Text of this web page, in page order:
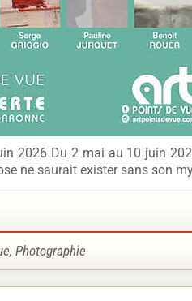
2026 Du 2 mai au 10 juin
ne saurait exister sans son
, Photographie